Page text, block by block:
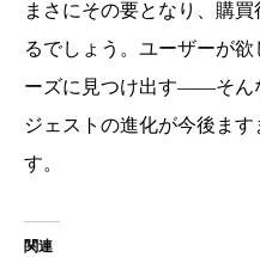
まさにその要となり、購
るでしょう。ユーザーが
ーズに見つけ出す――そん
ジェストの進化が今後ま
す。
関連